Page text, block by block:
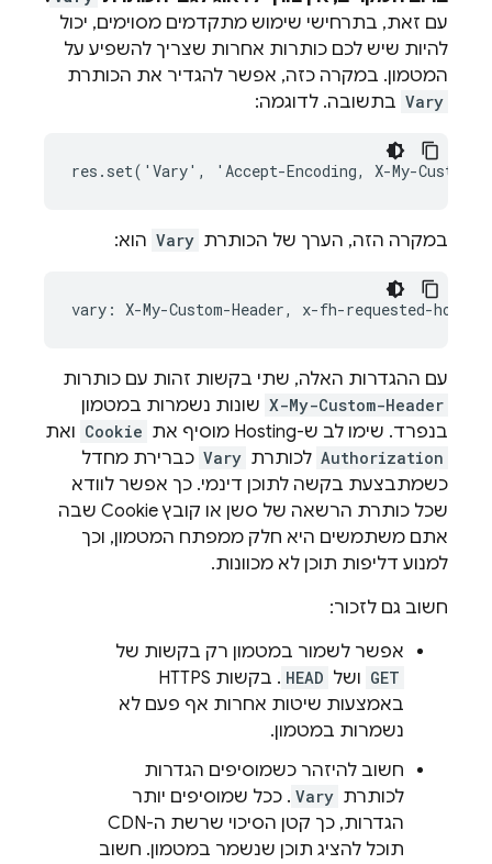
עם זאת, בתרחישי שימוש מתקדמים מסוימים, יכול
להיות שיש לכם כותרות אחרות שצריך להשפיע על
המטמון. במקרה כזה, אפשר להגדיר את הכותרת
Vary בתשובה. לדוגמה:
במקרה הזה, הערך של הכותרת Vary הוא:
vary : X-My-Custom-Header, x-fh-requested-host
עם ההגדרות האלה, שתי בקשות זהות עם כותרות
X-My-Custom-Header שונות נשמרות במטמון
בנפרד. שימו לב ש-Hosting מוסיף את Cookie ואת
Authorization לכותרת Vary כברירת מחדל
כשמתבצעת בקשה לתוכן דינמי. כך אפשר לוודא
שכל כותרת הרשאה של סשן או קובץ Cookie שבה
אתם משתמשים היא חלק ממפתח המטמון, וכך
למנוע דליפות תוכן לא מכוונות.
חשוב גם לזכור:
אפשר לשמור במטמון רק בקשות של
GET ושל HEAD
. בקשות HTTPS
באמצעות שיטות אחרות אף פעם לא
נשמרות במטמון.
חשוב להיזהר כשמוסיפים הגדרות
לכותרת Vary . ככל שמוסיפים יותר
הגדרות, כך קטן הסיכוי שרשת ה-CDN
תוכל להציג תוכן שנשמר במטמון. חשוב